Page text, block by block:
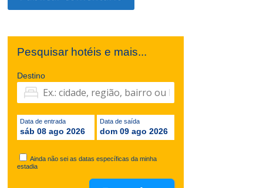
Pesquisar hotéis e mais...
Destino
Data de entrada
sáb 08 ago 2026
Data de saída
dom 09 ago 2026
Ainda não sei as datas específicas da minha
estadia